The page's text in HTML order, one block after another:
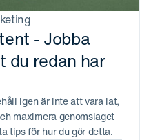
- Jobba
du redan har
igen är inte att vara lat,
maximera genomslaget
tips för hur du gör detta.